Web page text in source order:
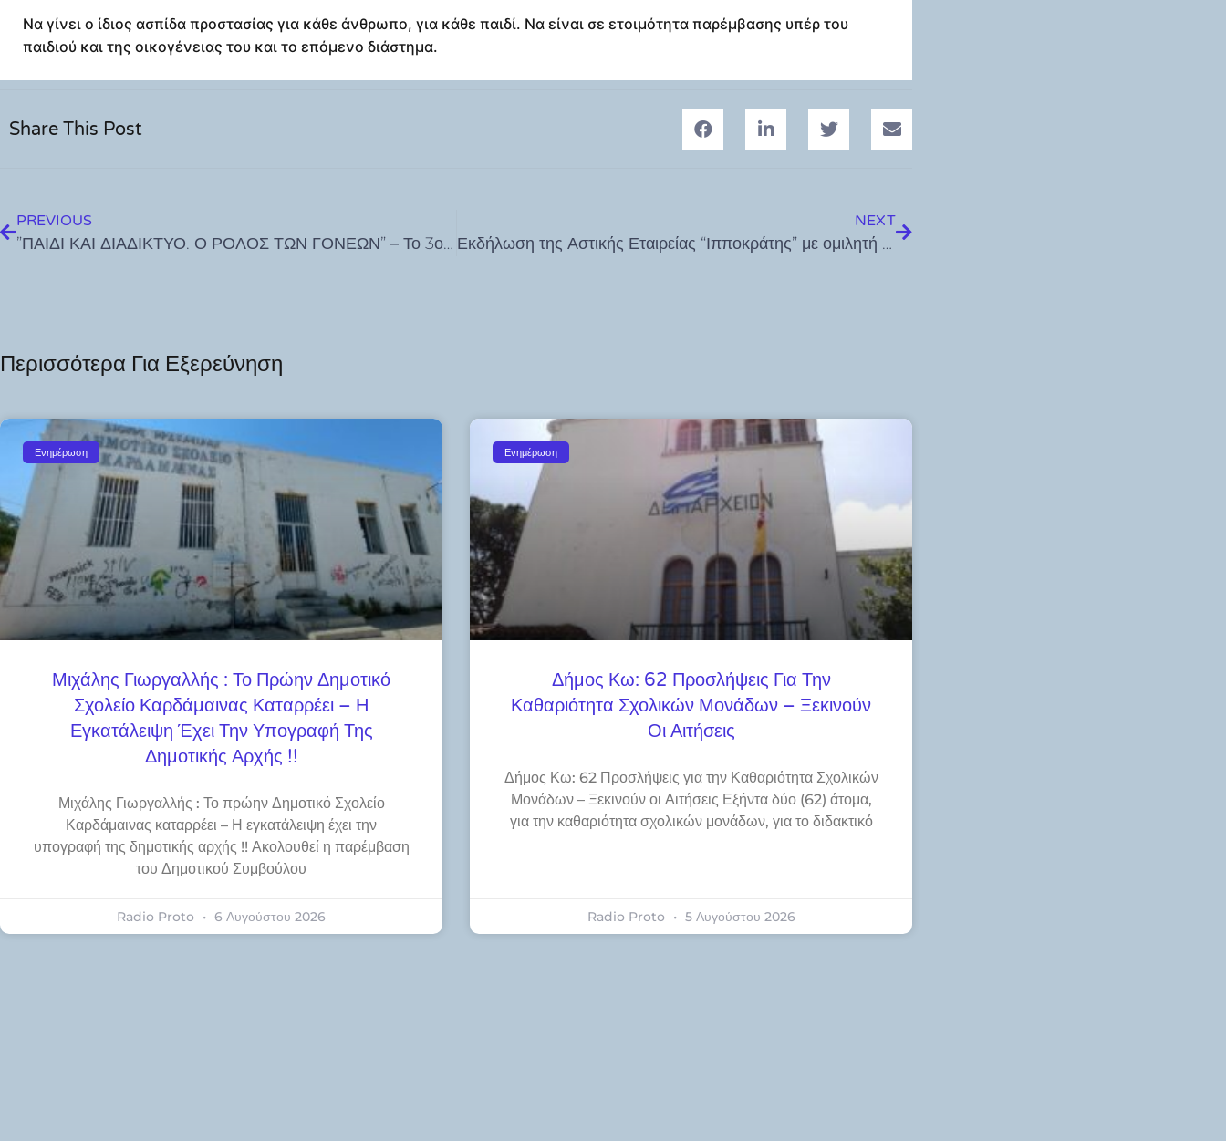
Να γίνει ο ίδιος ασπίδα προστασίας για κάθε άνθρωπο, για κάθε παιδί. Να είναι σε ετοιμότητα παρέμβασης υπέρ του
παιδιού και της οικογένειας του και το επόμενο διάστημα.
Share This Post
PREVIOUS
”ΠΑΙΔΙ ΚΑΙ ΔΙΑΔΙΚΤΥΟ. Ο ΡΟΛΟΣ ΤΩΝ ΓΟΝΕΩΝ” – Το 3ο Δημοτικό Σχολείο Κω σας προσκαλεί στην τελευταία συνάντηση της Σχολής Γονέων
NEXT
Εκδήλωση της Αστικής Εταιρείας “Ιπποκράτης” με ομιλητή τον κ. Γεώργιο Σταματόγιαννη (Πλοίαρχο Πολεμικού Ναυτικού)
Περισσότερα Για Εξερεύνηση
Ενημέρωση
Μιχάλης Γιωργαλλής : Το Πρώην Δημοτικό
Σχολείο Καρδάμαινας Καταρρέει – Η
Εγκατάλειψη Έχει Την Υπογραφή Της
Δημοτικής Αρχής !!
Μιχάλης Γιωργαλλής : Το πρώην Δημοτικό Σχολείο
Καρδάμαινας καταρρέει – Η εγκατάλειψη έχει την
υπογραφή της δημοτικής αρχής !! Ακολουθεί η παρέμβαση
του Δημοτικού Συμβούλου
Radio Proto 6 Αυγούστου 2026
Ενημέρωση
Δήμος Κω: 62 Προσλήψεις Για Την
Καθαριότητα Σχολικών Μονάδων – Ξεκινούν
Οι Αιτήσεις
Δήμος Κω: 62 Προσλήψεις για την Καθαριότητα Σχολικών
Μονάδων – Ξεκινούν οι Αιτήσεις Εξήντα δύο (62) άτομα,
για την καθαριότητα σχολικών μονάδων, για το διδακτικό
Radio Proto 5 Αυγούστου 2026